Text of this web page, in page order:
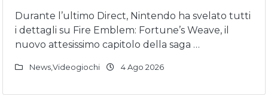
Durante l’ultimo Direct, Nintendo ha svelato tutti
i dettagli su Fire Emblem: Fortune’s Weave, il
nuovo attesissimo capitolo della saga …
NewsVideogiochi 4 Ago 2026